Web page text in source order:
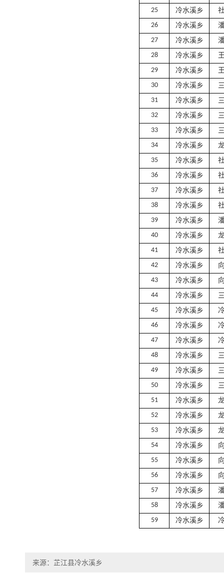
25
冷水溪乡
26
冷水溪乡
27
冷水溪乡
28
冷水溪乡
29
冷水溪乡
30
冷水溪乡
31
冷水溪乡
32
冷水溪乡
33
冷水溪乡
34
冷水溪乡
35
冷水溪乡
36
冷水溪乡
37
冷水溪乡
38
冷水溪乡
39
冷水溪乡
40
冷水溪乡
41
冷水溪乡
42
冷水溪乡
43
冷水溪乡
44
冷水溪乡
45
冷水溪乡
46
冷水溪乡
47
冷水溪乡
48
冷水溪乡
49
冷水溪乡
50
冷水溪乡
51
冷水溪乡
52
冷水溪乡
53
冷水溪乡
54
冷水溪乡
55
冷水溪乡
56
冷水溪乡
57
冷水溪乡
58
冷水溪乡
59
冷水溪乡
来源：芷江县冷水溪乡